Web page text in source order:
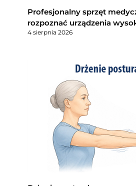
Profesjonalny sprzęt
rozpoznać urządzenia
4 sierpnia 2026